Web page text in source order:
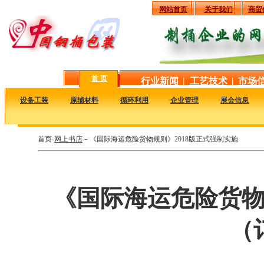
网站首页 关于我们 商贸
首 页 行业新闻 | 工艺技术 | 市场
·设备工装 ·原辅材料 ·循环利用 ·企业管理 ·展会信息
首页-网上书店 －《国际海运危险货物规则》2018版正式强制实施
《国际海运危险货